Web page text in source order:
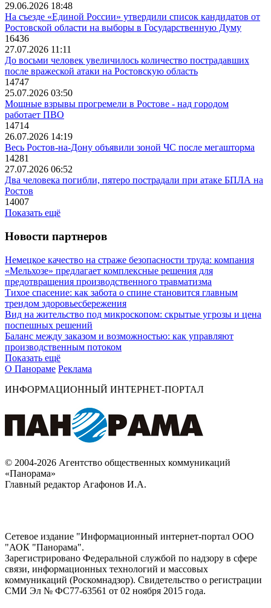
29.06.2026 18:48
На съезде «Единой России» утвердили список кандидатов от
Ростовской области на выборы в Государственную Думу
16436
27.07.2026 11:11
До восьми человек увеличилось количество пострадавших
после вражеской атаки на Ростовскую область
14747
25.07.2026 03:50
Мощные взрывы прогремели в Ростове - над городом
работает ПВО
14714
26.07.2026 14:19
Весь Ростов-на-Дону объявили зоной ЧС после мегашторма
14281
27.07.2026 06:52
Два человека погибли, пятеро пострадали при атаке БПЛА на
Ростов
14007
Показать ещё
Новости партнеров
Немецкое качество на страже безопасности труда: компания
«Мельхозе» предлагает комплексные решения для
предотвращения производственного травматизма
Тихое спасение: как забота о спине становится главным
трендом здоровьесбережения
Вид на жительство под микроскопом: скрытые угрозы и цена
поспешных решений
Баланс между заказом и возможностью: как управляют
производственным потоком
Показать ещё
О Панораме Реклама
ИНФОРМАЦИОННЫЙ ИНТЕРНЕТ-ПОРТАЛ
© 2004-2026 Агентство общественных коммуникаций
«Панорама»
Главный редактор Агафонов И.А.
Сетевое издание "Информационный интернет-портал ООО
"АОК "Панорама".
Зарегистрировано Федеральной службой по надзору в сфере
связи, информационных технологий и массовых
коммуникаций (Роскомнадзор). Cвидетельство о регистрации
СМИ Эл № ФС77-63561 от 02 ноября 2015 года.